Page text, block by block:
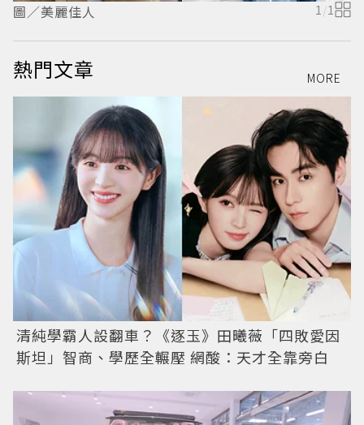
圖／美麗佳人 1 /1
熱門文章 MORE
清純學霸人設翻車？《逐玉》田曦薇「四敗愛因
斯坦」智商、學歷全輾壓 網酸：天才全靠旁白